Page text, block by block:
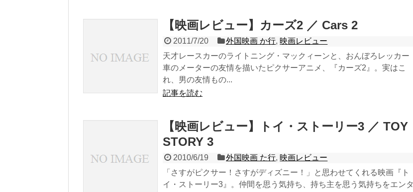
【映画レビュー】カーズ2 ／ Cars 2
2011/7/20 外国映画 か行, 映画レビュー
天才レースカーのライトニング・マックィーンと、おんぼろレッカー
車のメーターの友情を描いたピクサーアニメ、『カーズ2』。実はこ
れ、男の友情もの...
記事を読む
【映画レビュー】トイ・ストーリー3 ／ TOY
STORY 3
2010/6/19 外国映画 た行, 映画レビュー
「さすがピクサー！さすがディズニー！」と思わせてくれる映画『ト
イ・ストーリー3』。仲間を思う気持ち、持ち主を思う気持ちをエンタ